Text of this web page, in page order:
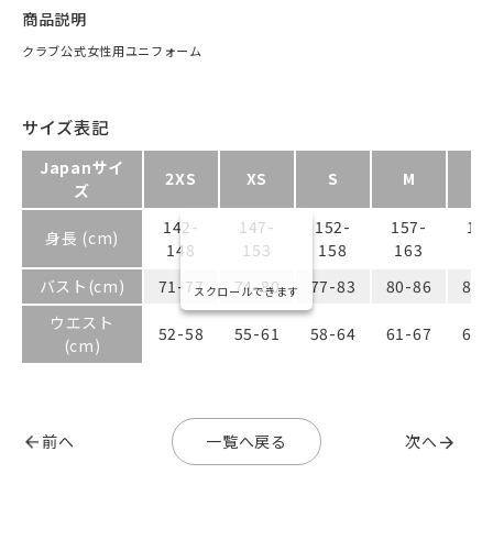
商品説明
クラブ公式女性用ユニフォーム
サイズ表記
Japanサイ
ズ
2XS XS S M
身長 (cm)
142-
148
147-
153
152-
158
157-
163
バスト(cm)
71-77 74-80 77-83 80-86
83-
ウエスト
(cm)
52-58 55-61 58-64 61-67 64-
スクロールできます
前へ 一覧へ戻る 次へ